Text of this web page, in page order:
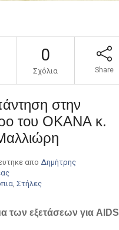
0
Σχόλια Share
στην
του ΟΚΑΝΑ κ.
απο Δημήτρης
, Στήλες
των εξετάσεων για AIDS